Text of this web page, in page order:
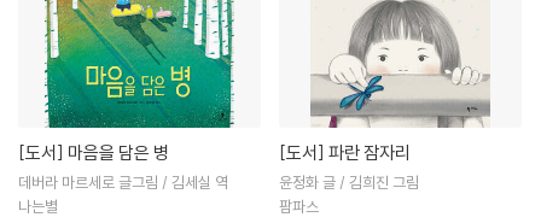
[도서] 마음을 담은 병
데버라 마르세로 글그림 / 김세실 역
나는별
[도서] 파란 잠자리
윤정화 글 / 김희진 그림
팜파스